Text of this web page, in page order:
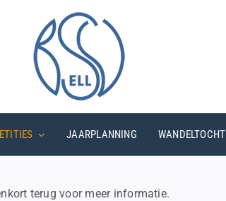
JAARPLANNING WANDELTOCHT
terug voor meer informatie.